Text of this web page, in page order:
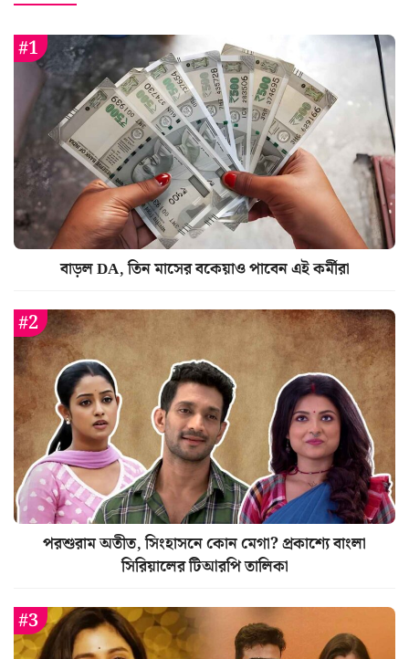
বাড়ল DA, তিন মাসের বকেয়াও পাবেন এই কর্মীরা
পরশুরাম অতীত, সিংহাসনে কোন মেগা? প্রকাশ্যে বাংলা
সিরিয়ালের টিআরপি তালিকা